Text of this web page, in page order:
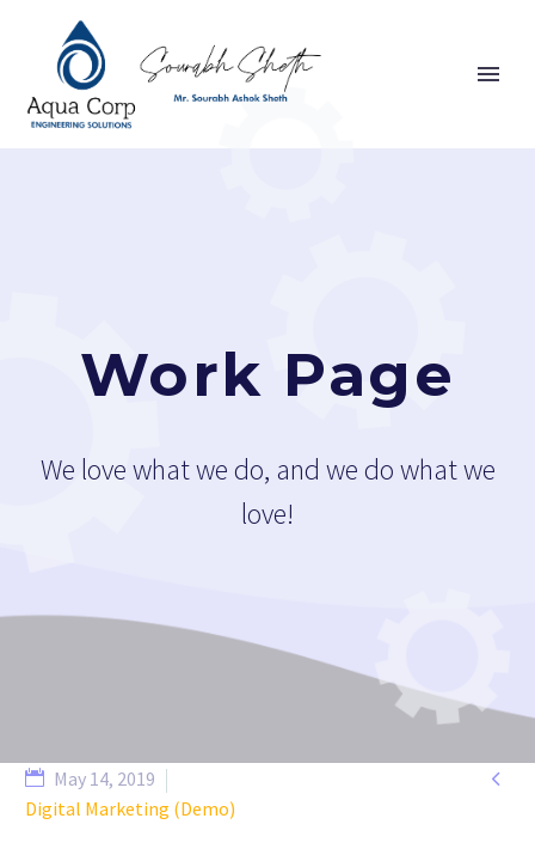
Work Page
We love what we do, and we do what we
love!

May 14, 2019
Digital Marketing (Demo)